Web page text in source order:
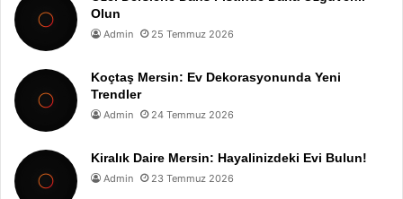
Olun
Admin 25 Temmuz 2026
Koçtaş Mersin: Ev Dekorasyonunda Yeni
Trendler
Admin 24 Temmuz 2026
Kiralık Daire Mersin: Hayalinizdeki Evi Bulun!
Admin 23 Temmuz 2026